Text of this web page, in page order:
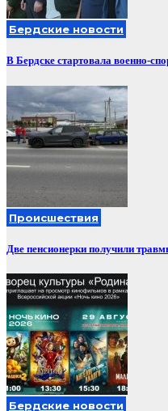
Бердские новости
В Бердске стартовала военно-
Происшествия
Две пенсионерки получили
Бердские новости